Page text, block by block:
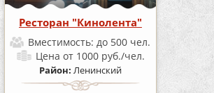
Ресторан "Кинолента"
Вместимость: до 500 чел.
Цена от 1000 руб./чел.
Район: Ленинский